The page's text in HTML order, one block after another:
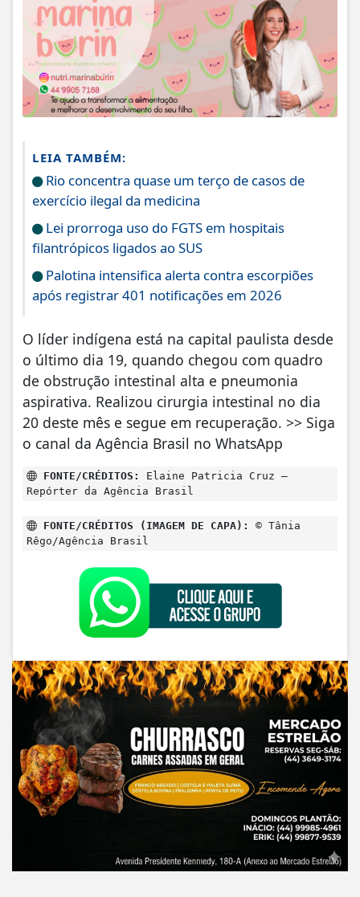
LEIA TAMBÉM:
Rio concentra quase um terço de casos de
exercício ilegal da medicina
Lei prorroga uso do FGTS em hospitais
filantrópicos ligados ao SUS
Palotina intensifica alerta contra escorpiões
após registrar 401 notificações em 2026
O líder indígena está na capital paulista desde
o último dia 19, quando chegou com quadro
de obstrução intestinal alta e pneumonia
aspirativa. Realizou cirurgia intestinal no dia
20 deste mês e segue em recuperação. >> Siga
o canal da Agência Brasil no WhatsApp
FONTE/CRÉDITOS:
Elaine Patricia Cruz –
Repórter da Agência Brasil
FONTE/CRÉDITOS (IMAGEM DE CAPA):
© Tânia
Rêgo/Agência Brasil